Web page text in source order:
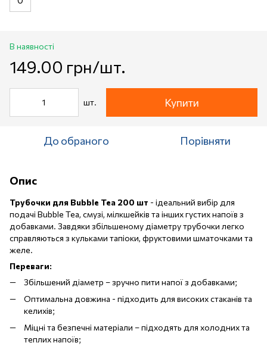
В наявності
149.00 грн/шт.
шт. Купити
До обраного Порівняти
Опис
Трубочки для Bubble Tea 200 шт - ідеальний вибір для
подачі Bubble Tea, смузі, мілкшейків та інших густих напоїв з
добавками. Завдяки збільшеному діаметру трубочки легко
справляються з кульками тапіоки, фруктовими шматочками та
желе.
Переваги:
Збільшений діаметр – зручно пити напої з добавками;
Оптимальна довжина - підходить для високих стаканів та
келихів;
Міцні та безпечні матеріали – підходять для холодних та
теплих напоїв;